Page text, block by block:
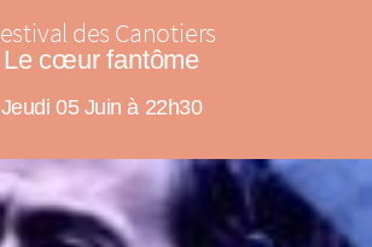
des Canotiers
Le cœur fantôme
Jeudi 05 Juin à 22h30